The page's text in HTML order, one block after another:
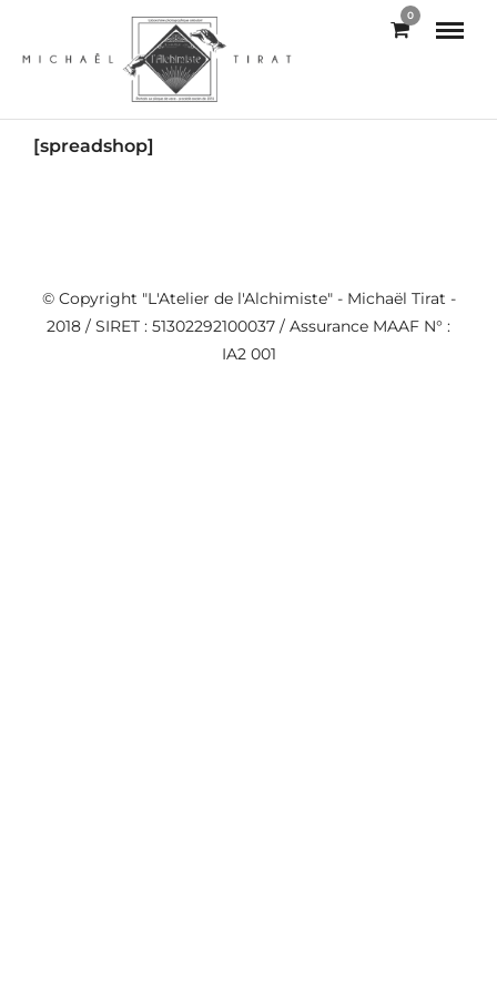
0
[spreadshop]
© Copyright "L'Atelier de l'Alchimiste" - Michaël Tirat -
2018 / SIRET : 51302292100037 / Assurance MAAF N° :
IA2 001